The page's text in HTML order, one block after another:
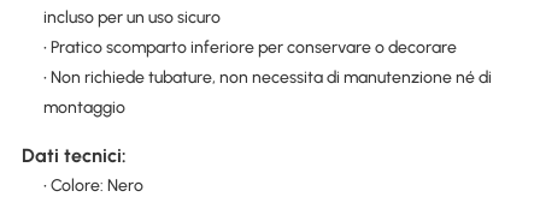
incluso per un uso sicuro
• Pratico scomparto inferiore per conservare o decorare
• Non richiede tubature, non necessita di manutenzione né di
montaggio
Dati tecnici:
• Colore: Nero